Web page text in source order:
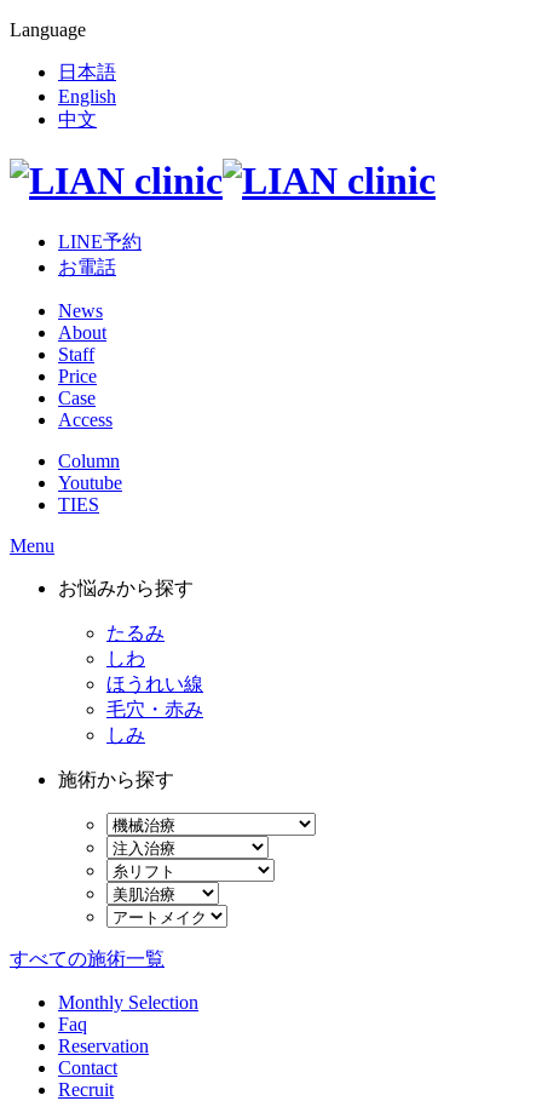
Language
日本語
English
中文
LINE予約
お電話
News
About
Staff
Price
Case
Access
Column
Youtube
TIES
Menu
お悩みから探す
たるみ
しわ
ほうれい線
毛穴・赤み
しみ
施術から探す
すべての施術一覧
Monthly Selection
Faq
Reservation
Contact
Recruit